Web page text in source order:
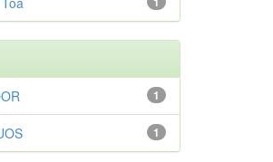
1
1